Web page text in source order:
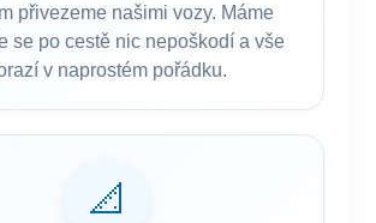
přivezeme našimi vozy. Máme
se po cestě nic nepoškodí a vše
v naprostém pořádku.
📐